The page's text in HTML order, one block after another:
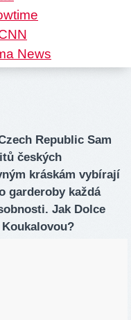
Republic Sam
českých
kráskám vybírají
garderoby každá
Jak Dolce